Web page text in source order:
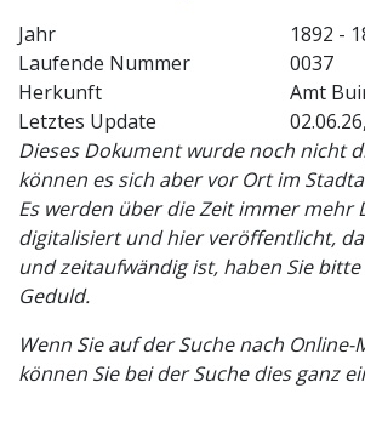
Jahr
1892 -
Laufende Nummer
0037
Herkunft
Amt
Letztes Update
Dieses Dokument wurde noch nicht
können es sich aber vor Ort im
Es werden über die Zeit immer mehr
digitalisiert und hier veröffentlicht,
und zeitaufwändig ist, haben Sie
Geduld.
Wenn Sie auf der Suche nach Online-
können Sie bei der Suche dies ganz